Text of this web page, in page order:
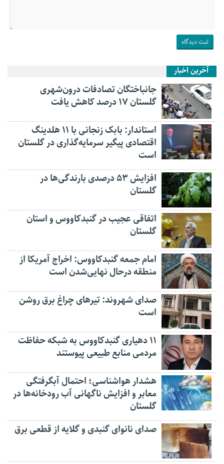
آخرین اخبار
جانباختگان تصادفات درون‌شهری
گلستان ۱۷ درصد کاهش یافت
استاندار: بابک زنجانی با ۱۱ هلدینگ
اقتصادی پیگیر سرمایه‌گذاری در گلستان
است
افزایش ۵۳ درصدی بارندگی‌ها در
گلستان
اتفاقی عجیب در‌ گنبدکاووس و استان
گلستان
امام جمعه گنبدکاووس: اخراج آمریکا از
منطقه درحال نهایی‌شدن است
صدای شهروند: تیرهای چراغ برق روشن
است
۱۱ دهیاری گنبدکاووس به شبکه حفاظت
مردمی منابع طبیعی پیوستند
هشدار هواشناسی؛ احتمال آبگرفتگی
معابر و افزایش ناگهانی آب رودخانه‌ها در
گلستان
صدای نانوای گنبدی و گلایه از قطعی برق